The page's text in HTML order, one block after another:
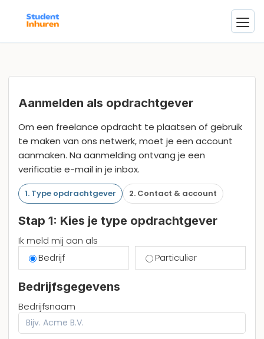
Aanmelden als opdrachtgever
Om een freelance opdracht te plaatsen of gebruik
te maken van ons netwerk, moet je een account
aanmaken. Na aanmelding ontvang je een
verificatie e-mail in je inbox.
1. Type opdrachtgever 2. Contact & account
Stap 1: Kies je type opdrachtgever
Ik meld mij aan als
Bedrijf
Particulier
Bedrijfsgegevens
Bedrijfsnaam